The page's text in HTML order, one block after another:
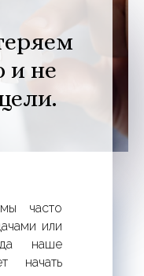
и не
часто
или
наше
начать